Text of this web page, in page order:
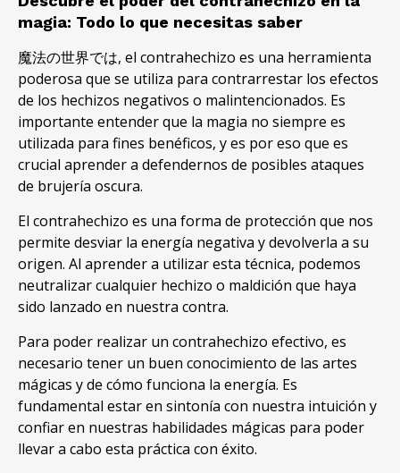
magia: Todo lo que necesitas saber
魔法の世界では, el contrahechizo es una herramienta
poderosa que se utiliza para contrarrestar los efectos
de los hechizos negativos o malintencionados. Es
importante entender que la magia no siempre es
utilizada para fines benéficos, y es por eso que es
crucial aprender a defendernos de posibles ataques
de brujería oscura.
El contrahechizo es una forma de protección que nos
permite desviar la energía negativa y devolverla a su
origen. Al aprender a utilizar esta técnica, podemos
neutralizar cualquier hechizo o maldición que haya
sido lanzado en nuestra contra.
Para poder realizar un contrahechizo efectivo, es
necesario tener un buen conocimiento de las artes
mágicas y de cómo funciona la energía. Es
fundamental estar en sintonía con nuestra intuición y
confiar en nuestras habilidades mágicas para poder
llevar a cabo esta práctica con éxito.